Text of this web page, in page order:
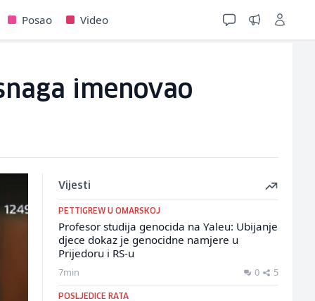
Posao Video
imenovao
Vijesti
PETTIGREW U OMARSKOJ
Profesor studija genocida na Yaleu: Ubijanje
djece dokaz je genocidne namjere u
Prijedoru i RS-u
7min 0 5
POSLJEDICE RATA